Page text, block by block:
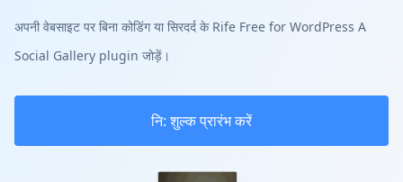
अपनी वेबसाइट पर बिना कोडिंग या सिरदर्द के Rife Free for WordPress A
Social Gallery plugin जोड़ें।
नि: शुल्क प्रारंभ करें